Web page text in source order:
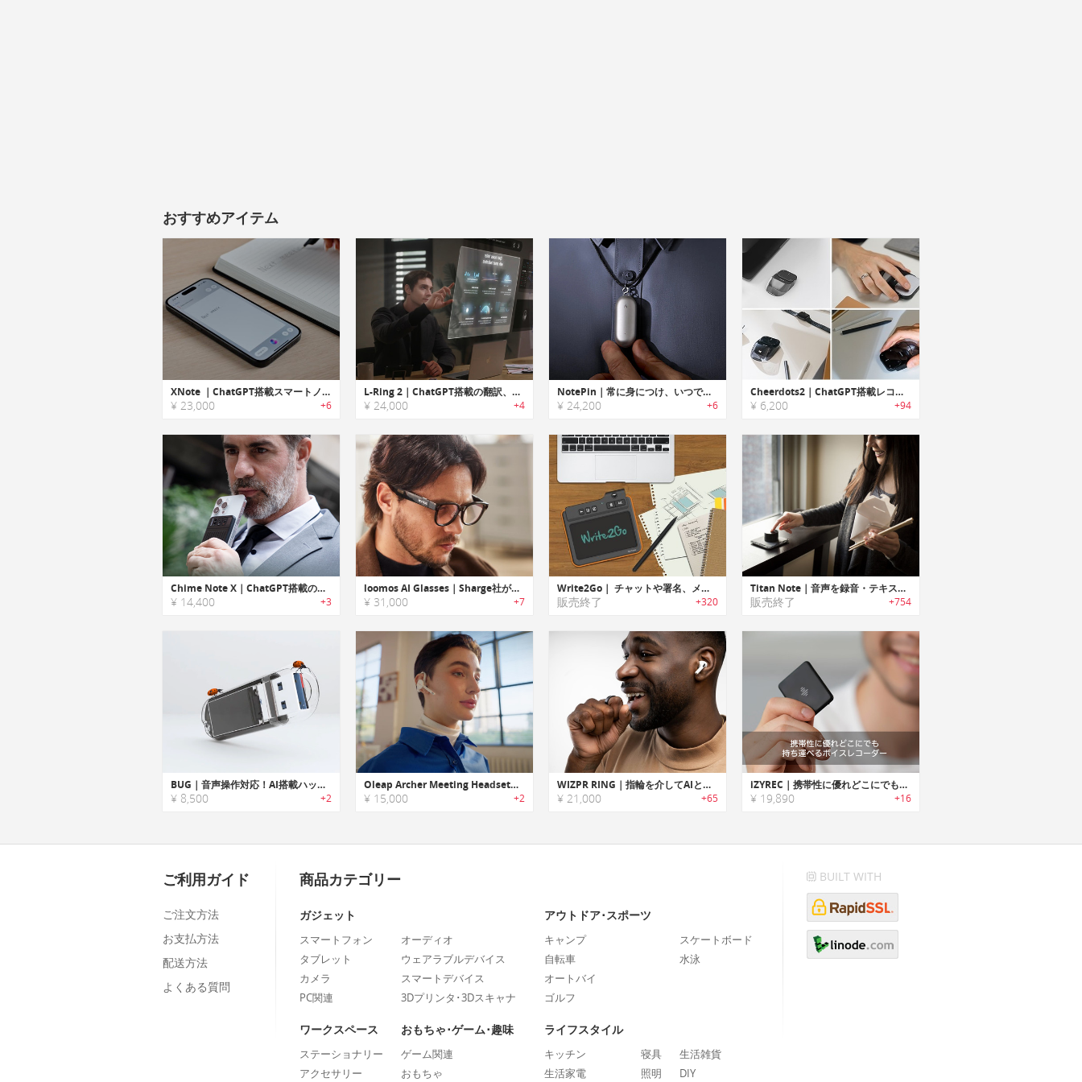
おすすめアイテム
XNote ｜ChatGPT搭載スマートノートブック
¥ 23,000 +6
L-Ring 2｜ChatGPT搭載の翻訳、AIアシスタントとスマートコントロールデバイス
¥ 24,000 +4
NotePin｜常に身につけ、いつでも録音できるウェアラブルAI
¥ 24,200 +6
Cheerdots2｜ChatGPT搭載レコーダー兼プレゼンテーションツール
¥ 6,200 +94
Chime Note X｜ChatGPT搭載のレコーダー兼翻訳デバイス
¥ 14,400 +3
loomos AI Glasses｜Sharge社が開発する、ChatGPT搭載のスマートグラス
¥ 31,000 +7
Write2Go｜ チャットや署名、メモ取りの新たな方法「ライト2ゴー」
販売終了 +320
Titan Note｜音声を録音・テキスト変換・要約・翻訳機能搭載ボイスレコーダー「タイタンノート」
販売終了 +754
BUG｜音声操作対応！AI搭載ハッキングデバイス
¥ 8,500 +2
Oleap Archer Meeting Headset｜録音と議事録の自動作成が可能なAI搭載の片耳ヘッドセット
¥ 15,000 +2
WIZPR RING｜指輪を介してAIとチャットできるスマートリング
¥ 21,000 +65
iZYREC｜携帯性に優れどこにでも持ち運べるボイスレコーダー「イーズレック」
¥ 19,890 +16
ご利用ガイド
ご注文方法
お支払方法
配送方法
よくある質問
商品カテゴリー
ガジェット
スマートフォン
タブレット
カメラ
PC関連
オーディオ
ウェアラブルデバイス
スマートデバイス
3Dプリンタ･3Dスキャナ
アウトドア･スポーツ
キャンプ
自転車
オートバイ
ゴルフ
スケートボード
水泳
ワークスペース
ステーショナリー
アクセサリー
おもちゃ･ゲーム･趣味
ゲーム関連
おもちゃ
ライフスタイル
キッチン
生活家電
寝具
照明
生活雑貨
DIY
BUILT WITH